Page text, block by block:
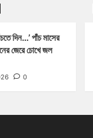
দিন…’ পাঁচ মাসের
জেরে চোখে জল
0